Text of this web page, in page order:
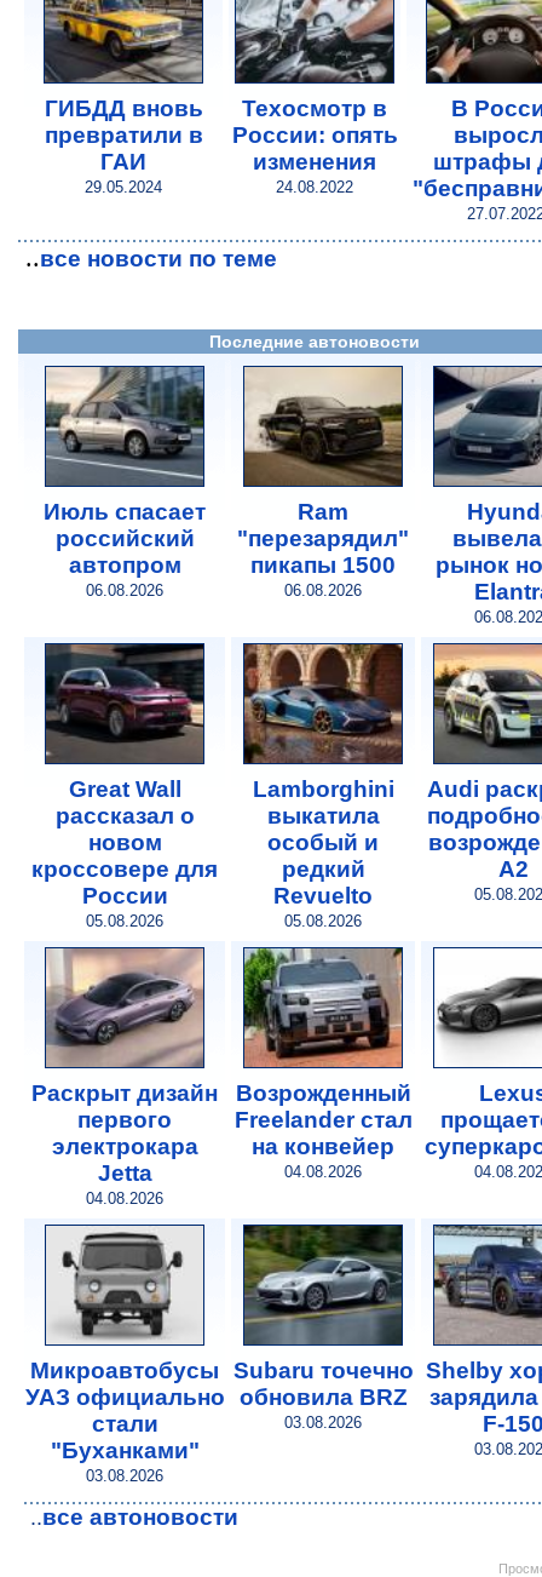
ГИБДД вновь
превратили в
ГАИ
29.05.2024
Техосмотр в
России: опять
изменения
24.08.2022
В
штрафы
..все новости по теме
Последние автоновости
Июль спасает
российский
автопром
06.08.2026
Ram
"перезарядил"
пикапы 1500
06.08.2026
рынок
Great Wall
рассказал о
новом
кроссовере для
России
05.08.2026
Lamborghini
выкатила
особый и
редкий
Revuelto
05.08.2026
Audi
A2
Раскрыт дизайн
первого
электрокара
Jetta
04.08.2026
Возрожденный
Freelander стал
на конвейер
04.08.2026
Микроавтобусы
УАЗ официально
стали
"Буханками"
03.08.2026
Subaru точечно
обновила BRZ
03.08.2026
Shelby
F-
..все автоновости